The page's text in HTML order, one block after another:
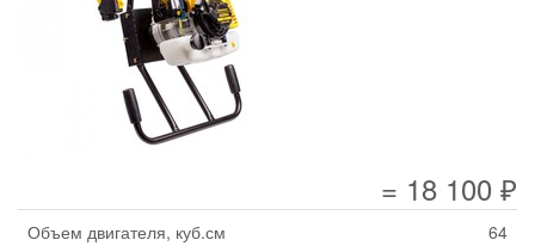
= 18 100 ₽
Объем двигателя, куб.см
64